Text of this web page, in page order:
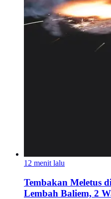
12 menit lalu
Tembakan Meletus
Lembah Baliem, 2